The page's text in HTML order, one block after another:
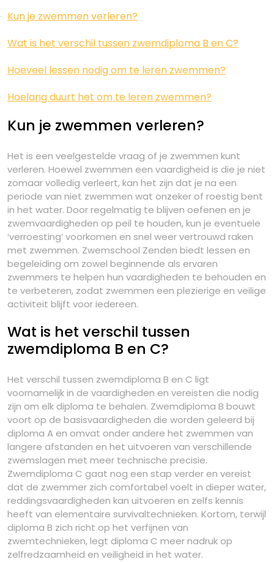
Kun je zwemmen verleren?
Wat is het verschil tussen zwemdiploma B en C?
Hoeveel lessen nodig om te leren zwemmen?
Hoelang duurt het om te leren zwemmen?
Kun je zwemmen verleren?
Het is een veelgestelde vraag of je zwemmen kunt
verleren. Hoewel zwemmen een vaardigheid is die je niet
zomaar volledig verleert, kan het zijn dat je na een
periode van niet zwemmen wat onzeker of roestig bent
in het water. Door regelmatig te blijven oefenen en je
zwemvaardigheden op peil te houden, kun je eventuele
‘verroesting’ voorkomen en snel weer vertrouwd raken
met zwemmen. Zwemschool Zenden biedt lessen en
begeleiding om zowel beginnende als ervaren
zwemmers te helpen hun vaardigheden te behouden en
te verbeteren, zodat zwemmen een plezierige en veilige
activiteit blijft voor iedereen.
Wat is het verschil tussen
zwemdiploma B en C?
Het verschil tussen zwemdiploma B en C ligt
voornamelijk in de vaardigheden en vereisten die nodig
zijn om elk diploma te behalen. Zwemdiploma B bouwt
voort op de basisvaardigheden die worden geleerd bij
diploma A en omvat onder andere het zwemmen van
langere afstanden en het uitvoeren van verschillende
zwemslagen met meer technische precisie.
Zwemdiploma C gaat nog een stap verder en vereist
dat de zwemmer zich comfortabel voelt in dieper water,
reddingsvaardigheden kan uitvoeren en zelfs kennis
heeft van elementaire survivaltechnieken. Kortom, terwijl
diploma B zich richt op het verfijnen van
zwemtechnieken, legt diploma C meer nadruk op
zelfredzaamheid en veiligheid in het water.